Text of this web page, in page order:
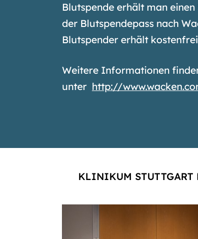
Blutspende erhält man
der Blutspendepass nach
Blutspender erhält
Weitere Informationen
unter http://
KLINIKUM STUTTGART